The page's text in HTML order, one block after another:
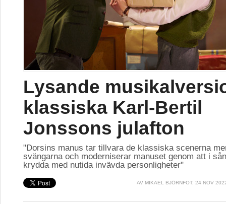
Lysande
klassiska Karl-Bertil
Jonssons julafton
"Dorsins manus tar tillvara de klassiska scenerna
svängarna och moderniserar manuset genom att i
krydda med nutida invävda personligheter"
AV MIKAEL BJÖRNFOT, 24 NOV